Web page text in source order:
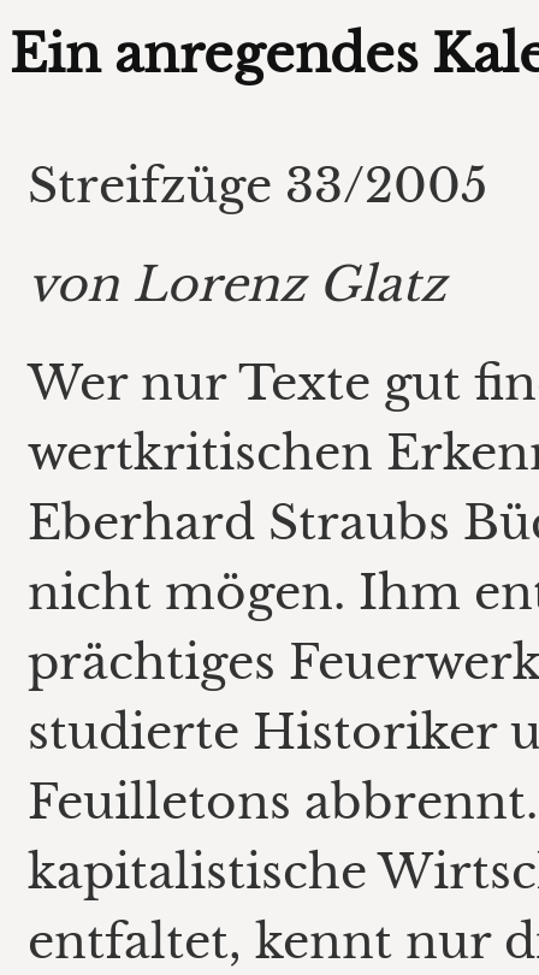
Ein anregendes
Streifzüge 33/2005
von Lorenz Glatz
Wer nur Texte gut
wertkritischen
Eberhard Straubs
nicht mögen. Ihm
prächtiges
studierte Historiker
Feuilletons
kapitalistische
entfaltet, kennt nur